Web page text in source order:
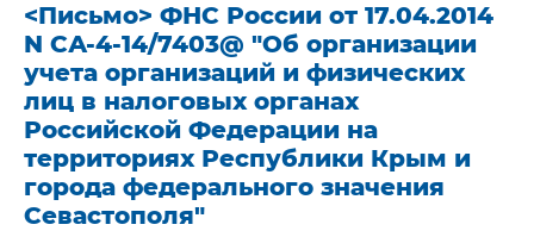
<Письмо> ФНС России от 17.04.2014
N СА-4-14/7403@ "Об организации
учета организаций и физических
лиц в налоговых органах
Российской Федерации на
территориях Республики Крым и
города федерального значения
Севастополя"